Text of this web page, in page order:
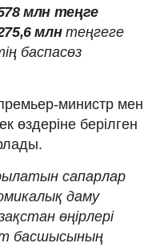
млн теңге
млнтеңгеге
баспасөз
министр мен
өздеріне берілген
сапарлар
даму
өңірлері
басшысының